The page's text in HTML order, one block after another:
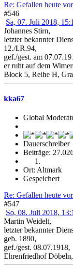
Re: Gefallen heute
#546
Sa, 07. Juli 2018,
Johannes Stirn,
letzter bekannter
12./I.R.94,
gef./gest. am
er ruht auf dem
Block 5, Reihe H,
kka67
Global
Dauerschreiber
Beiträge:
Ort: Altmark
Gespeichert
Re: Gefallen heute
#547
So, 08. Juli 2018,
Martin Weidelt,
letzter bekannter
geb. 1890,
gef./gest. 08.07.1918,
Ehrenfriedhof